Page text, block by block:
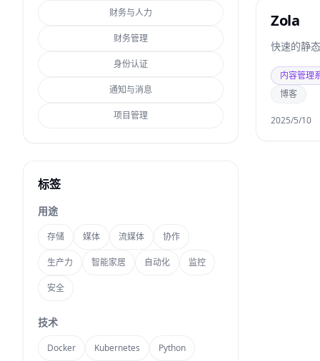
财务与人力
财务管理
身份认证
通知与消息
项目管理
标签
用途
存储 媒体 流媒体 协作
生产力 智能家居 自动化 监控
安全
技术
Docker Kubernetes Python
Zola
快速的静
内容管理
博客
2025/5/10